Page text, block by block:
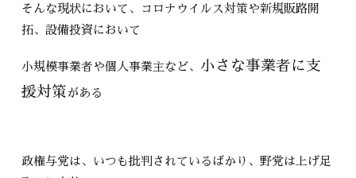
そんな現状において、コロナウイルス対策や新規販路開
拓、設備投資において
小規模事業者や個人事業主など、 小さな事業者に支
援対策 がある
政権与党は、いつも批判されているばかり、野党は上げ足